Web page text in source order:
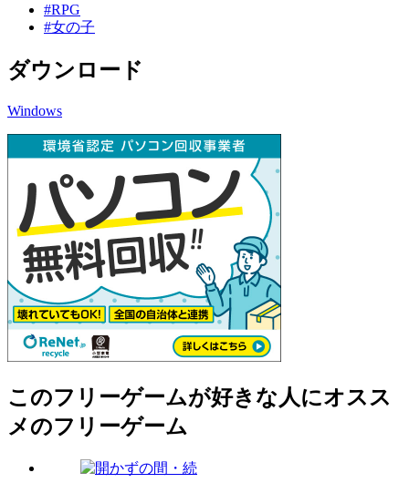
#RPG
#女の子
ダウンロード
Windows
このフリーゲームが好きな人にオスス
メのフリーゲーム